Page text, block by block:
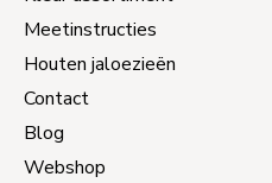
Meetinstructies
Houten jaloezieën
Contact
Blog
Webshop